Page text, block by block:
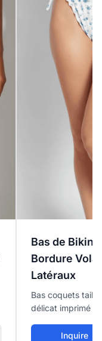
Bas de Bikini
Bordure
Latéraux
Bas coquets
délicat imprimé
un bord doux
Inquire